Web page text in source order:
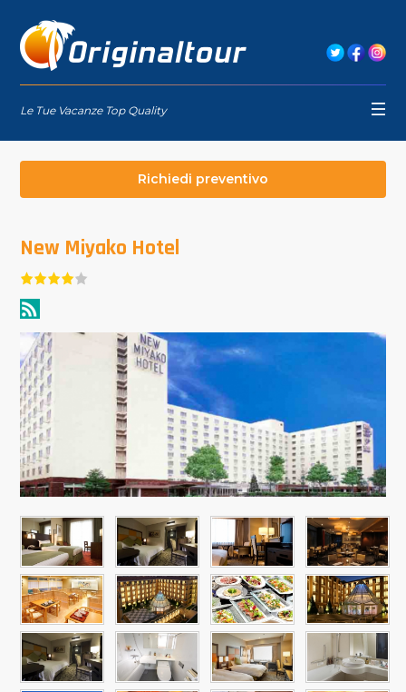
Le Tue Vacanze Top Quality
Richiedi preventivo
New Miyako Hotel